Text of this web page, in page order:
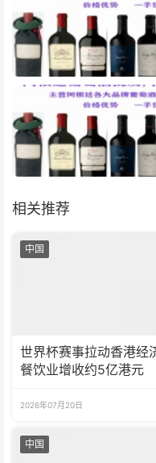
相关推荐
中国
世界杯赛事拉动香港经
餐饮业增收约5亿港元
2026年07月20日
中国